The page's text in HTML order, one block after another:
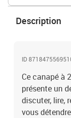
Description
ID
Ce canapé à
présente un
discuter, lire,
vous